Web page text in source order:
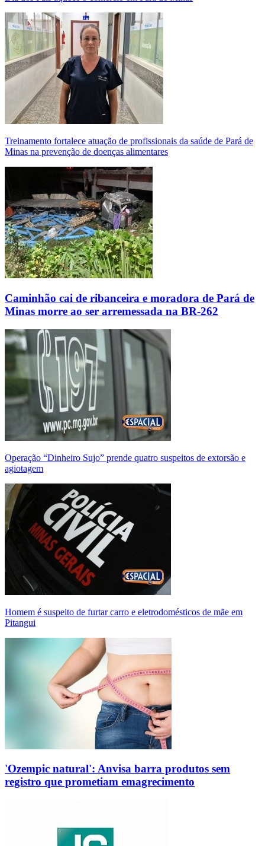
Treinamento fortalece atuação de profissionais da saúde de Pará de
Minas na prevenção de doenças alimentares
Caminhão cai de ribanceira e moradora de Pará de
Minas morre ao ser arremessada na BR-262
Operação “Dinheiro Sujo” prende quatro suspeitos de extorsão e
agiotagem
Homem é suspeito de furtar carro e eletrodomésticos de mãe em
Pitangui
'Ozempic natural': Anvisa barra produtos sem
registro que prometiam emagrecimento